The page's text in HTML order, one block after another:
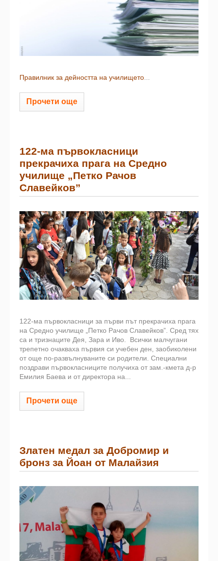
Правилник за дейността на училището
Прочети още
122-ма първокласници
прекрачиха прага на Средно
училище „Петко Рачов
Славейков”
122-ма първокласници за първи път прекрачиха прага
на Средно училище „Петко Рачов Славейков”. Сред тях
са и тризнаците Дея, Зара и Иво.
Всички малчугани
трепетно очакваха първия си учебен ден, заобиколени
от още по-развълнуваните си родители. Специални
поздрави първокласниците получиха от зам.-кмета д-р
Емилия Баева и от директора на...
Прочети още
Златен медал за Добромир и
бронз за Йоан от Малайзия